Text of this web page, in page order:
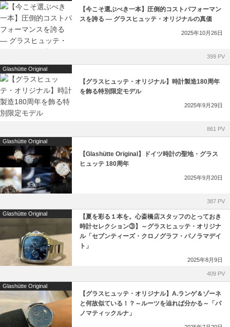
【今こそ選ぶべき一本】圧倒的コストパフォーマン
スを誇る ― グラスヒュッテ・オリジナルの真価
2025年10月26日
399 PV
Glashütte Original
【グラスヒュッテ・オリジナル】時計製造180周年
を飾る特別限定モデル
2025年9月29日
861 PV
Glashütte Original
【Glashütte Original】ドイツ時計の聖地・グラス
ヒュッテ 180周年
2025年9月20日
387 PV
Glashütte Original
【夏を彩る１本を。心斎橋店スタッフのとっておき
時計セレクション③】～グラスヒュッテ・オリジナ
ル「セブンティーズ・クロノグラフ・パノラマデイ
ト」
2025年8月9日
409 PV
Glashütte Original
【グラスヒュッテ・オリジナル】A.ランゲ＆ゾーネ
と何故似ている！？～ルーツを辿れば分かる～「パ
ノマティックルナ」